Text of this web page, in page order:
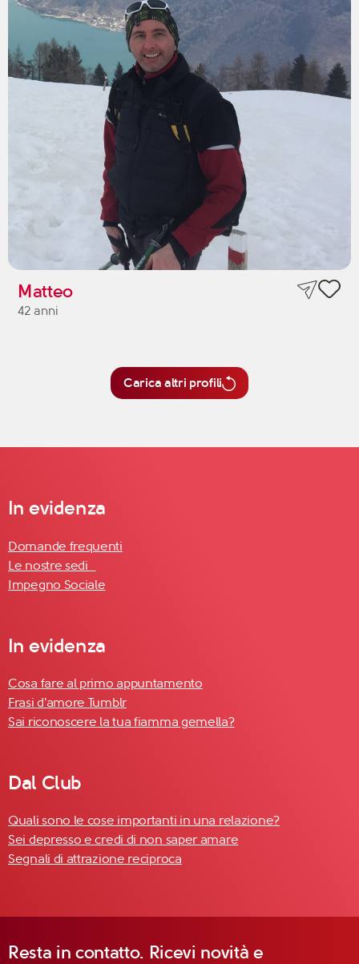
Matteo
42 anni
Carica altri profili
In evidenza
Domande frequenti
Le nostre sedi
Impegno Sociale
In evidenza
Cosa fare al primo appuntamento
Frasi d'amore Tumblr
Sai riconoscere la tua fiamma gemella?
Dal Club
Quali sono le cose importanti in una relazione?
Sei depresso e credi di non saper amare
Segnali di attrazione reciproca
Resta in contatto. Ricevi novità e